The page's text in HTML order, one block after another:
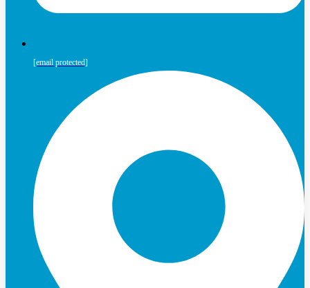
[email protected]